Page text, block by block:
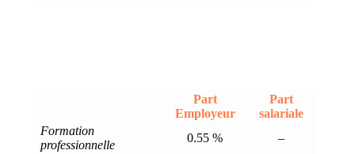
Part
Employeur
Part
salariale
Formation
professionnelle
0.55 %
–